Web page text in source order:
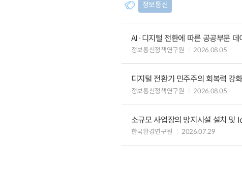
정보통신
AI·디지털 전환에 따른 공공부문
정보통신정책연구원 2026.08.05
디지털 전환기 민주주의 회복력 강
정보통신정책연구원 2026.08.05
소규모 사업장의 방지시설 설치 및
한국환경연구원 2026.07.29